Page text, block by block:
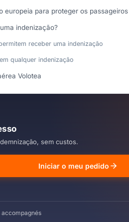
europeia para proteger os
indenização?
receber uma indenização
qualquer indenização
Volotea
sem custos.
Iniciar o meu pedido
accompagnés